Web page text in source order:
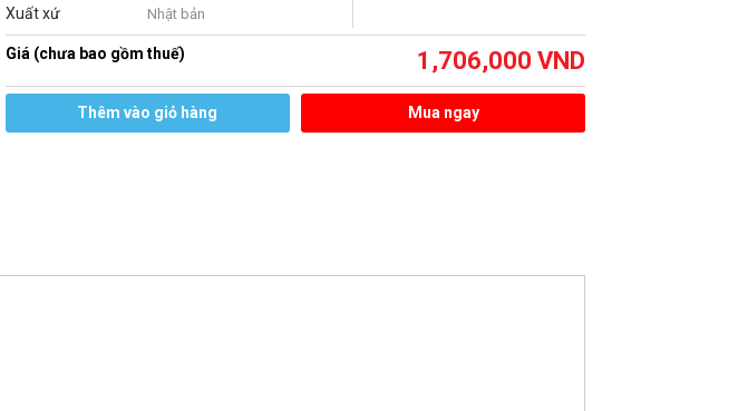
Xuất xứ Nhật bản
Giá (chưa bao gồm thuế) 1,706,000 VND
Thêm vào giỏ hàng Mua ngay